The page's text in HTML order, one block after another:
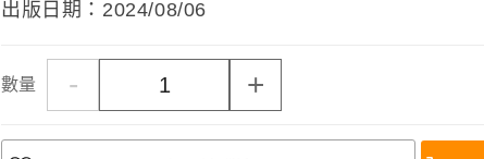
出版日期：2024/08/06
數量 - +